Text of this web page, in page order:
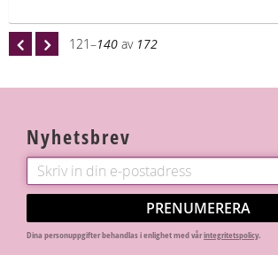
121–140 av 172
Nyhetsbrev
PRENUMERERA
Dina personuppgifter behandlas i enlighet med vårintegritetspolicy.